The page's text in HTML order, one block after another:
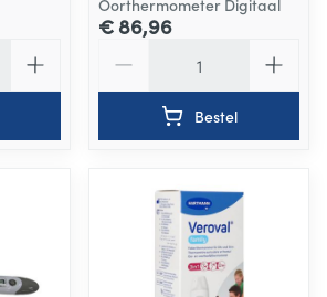
Oorthermometer Digitaal
€ 86,96
Bestel